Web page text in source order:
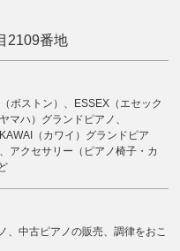
2109番地
ボストン）、ESSEX（エセック
マハ）グランドピアノ、
（カワイ）グランドピア
アクセサリー（ピアノ椅子・カ
、中古ピアノの販売、調律をおこ